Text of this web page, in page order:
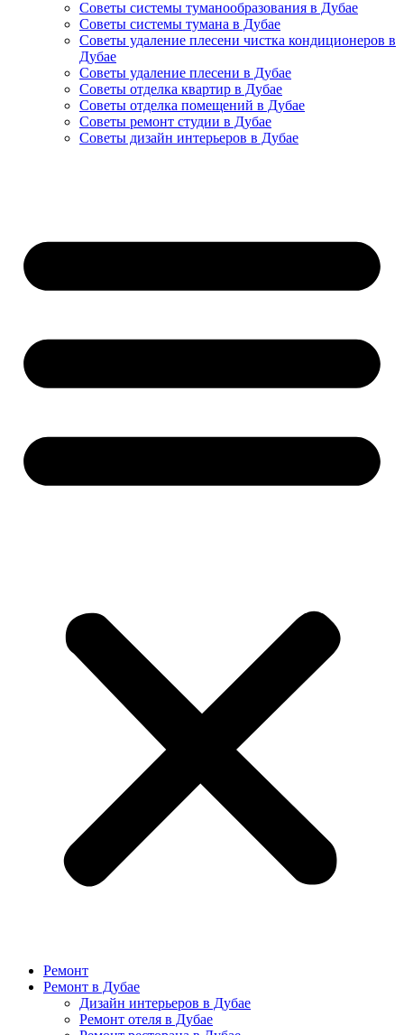
Советы системы туманообразования в Дубае
Советы системы тумана в Дубае
Советы удаление плесени чистка кондиционеров в
Дубае
Советы удаление плесени в Дубае
Советы отделка квартир в Дубае
Советы отделка помещений в Дубае
Советы ремонт студии в Дубае
Советы дизайн интерьеров в Дубае
Ремонт
Ремонт в Дубае
Дизайн интерьеров в Дубае
Ремонт отеля в Дубае